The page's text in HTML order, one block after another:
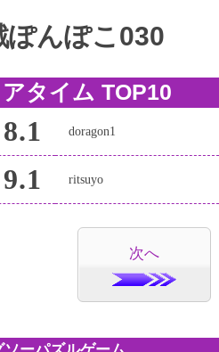
ぽんぽこ030
タイム TOP10
8.1 doragon1
9.1 ritsuyo
次へ